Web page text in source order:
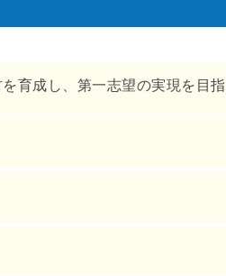
育成し、第一志望の実現を目